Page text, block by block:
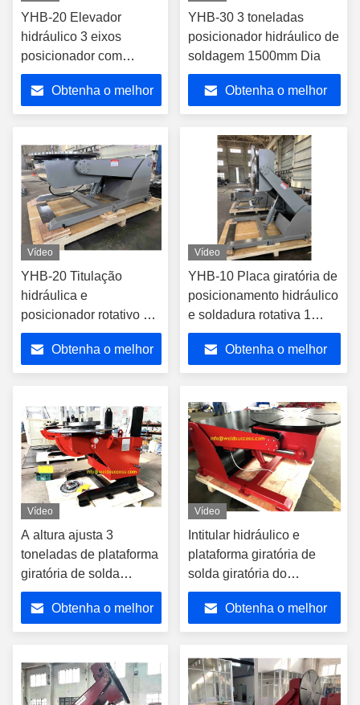
YHB-20 Elevador
hidráulico 3 eixos
posicionador com
sistema de controlo
elétricoObtenha o melhor
YHB-30 3 toneladas
posicionador hidráulico de
soldagem 1500mm Dia
Obtenha o melhor
Vídeo
YHB-20 Titulação
hidráulica e
posicionador rotativo de
solda 2 toneladas
Obtenha o melhor
Vídeo
YHB-10 Placa giratória de
posicionamento hidráulico
e soldadura rotativa 1
tonelada
Obtenha o melhor
Vídeo
A altura ajusta 3
toneladas de plataforma
giratória de solda
giratória com mandril
Obtenha o melhor
Vídeo
Intitular hidráulico e
plataforma giratória de
solda giratória do
Positioner 3 toneladas
Obtenha o melhor